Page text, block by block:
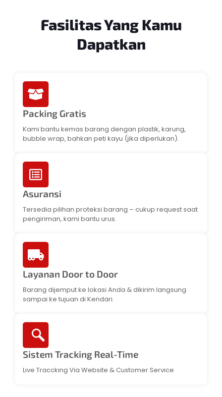
Fasilitas YangKamu
Dapatkan
Packing Gratis
Kami bantu kemas barang dengan plastik, karung,
bubble wrap, bahkan peti kayu (jika diperlukan).
Asuransi
Tersedia pilihan proteksi barang – cukup request saat
pengiriman, kami bantu urus.
Layanan Door to Door
Barang dijemput ke lokasi Anda & dikirim langsung
sampai ke tujuan di Kendari.
Sistem Tracking Real-Time
Live Traccking Via Website & Customer Service